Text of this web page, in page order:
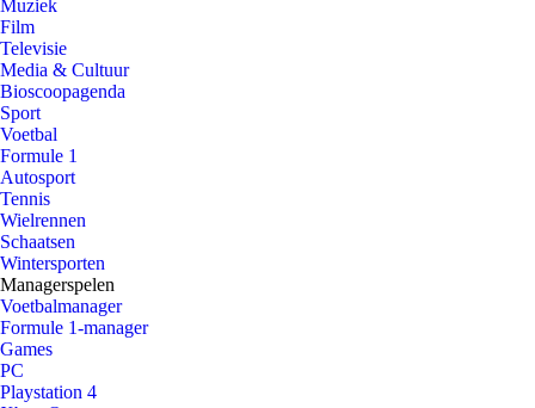
Muziek
Film
Televisie
Media & Cultuur
Bioscoopagenda
Sport
Voetbal
Formule 1
Autosport
Tennis
Wielrennen
Schaatsen
Wintersporten
Managerspelen
Voetbalmanager
Formule 1-manager
Games
PC
Playstation 4